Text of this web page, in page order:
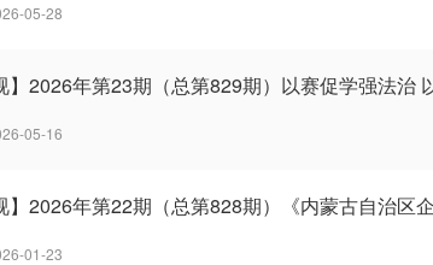
05-28
】2026年第23期（总第829期）以赛促学强法
05-16
】2026年第22期（总第828期）《内蒙古自治区
01-23